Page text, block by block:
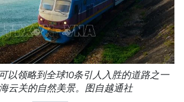
以领略到全球10条引人入胜的道路之一
云关的自然美景。图自越通社